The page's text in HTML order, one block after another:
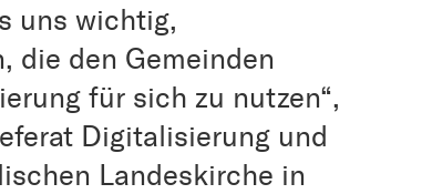
uns wichtig,
die den Gemeinden
für sich zu nutzen“,
Digitalisierung und
Landeskirche in